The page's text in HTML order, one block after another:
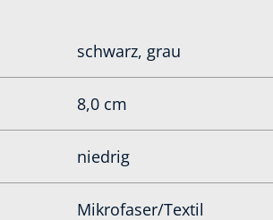
schwarz, grau
8,0 cm
niedrig
Mikrofaser/Textil